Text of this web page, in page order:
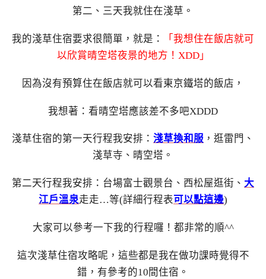
第二、三天我就住在淺草。
我的淺草住宿要求很簡單，就是：
「我想住在飯店就可
以欣賞晴空塔夜景的地方！XDD」
因為沒有預算住在飯店就可以看東京鐵塔的飯店，
我想著：看晴空塔應該差不多吧XDDD
淺草住宿的第一天行程我安排： 淺草換和服 ，逛雷門、
淺草寺、晴空塔。
第二天行程我安排：台場富士觀景台、西松屋逛街、 大
江戶溫泉走走…等(詳細行程表可以點這邊)
大家可以參考一下我的行程囉！都非常的順^^
這次淺草住宿攻略呢，這些都是我在做功課時覺得不
錯，有參考的10間住宿。